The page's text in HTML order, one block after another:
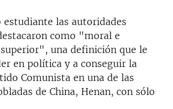
estudiante las autoridades
como "moral e
una definición que le
en política y a conseguir la
Comunista en una de las
de China, Henan, con sólo